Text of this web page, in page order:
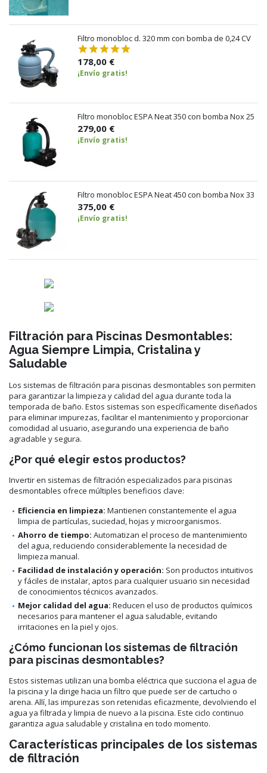
Filtro monobloc d. 320 mm con bomba de 0,24 CV
178,00 €
¡Envío gratis!
Filtro monobloc ESPA Neat 350 con bomba Nox 25
279,00 €
¡Envío gratis!
Filtro monobloc ESPA Neat 450 con bomba Nox 33
375,00 €
¡Envío gratis!
Filtración para Piscinas Desmontables:
Agua Siempre Limpia, Cristalina y
Saludable
Los sistemas de filtración para piscinas desmontables son permiten
para garantizar la limpieza y calidad del agua durante toda la
temporada de baño. Estos sistemas son específicamente diseñados
para eliminar impurezas, facilitar el mantenimiento y proporcionar
comodidad al usuario, asegurando una experiencia de baño
agradable y segura.
¿Por qué elegir estos productos?
Invertir en sistemas de filtración especializados para piscinas
desmontables ofrece múltiples beneficios clave:
Eficiencia en limpieza: Mantienen constantemente el agua
limpia de partículas, suciedad, hojas y microorganismos.
Ahorro de tiempo: Automatizan el proceso de mantenimiento
del agua, reduciendo considerablemente la necesidad de
limpieza manual.
Facilidad de instalación y operación: Son productos intuitivos
y fáciles de instalar, aptos para cualquier usuario sin necesidad
de conocimientos técnicos avanzados.
Mejor calidad del agua: Reducen el uso de productos químicos
necesarios para mantener el agua saludable, evitando
irritaciones en la piel y ojos.
¿Cómo funcionan los sistemas de filtración
para piscinas desmontables?
Estos sistemas utilizan una bomba eléctrica que succiona el agua de
la piscina y la dirige hacia un filtro que puede ser de cartucho o
arena. Allí, las impurezas son retenidas eficazmente, devolviendo el
agua ya filtrada y limpia de nuevo a la piscina. Este ciclo continuo
garantiza agua saludable y cristalina en todo momento.
Características principales de los sistemas
de filtración